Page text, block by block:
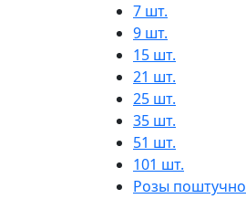
7 шт.
9 шт.
15 шт.
21 шт.
25 шт.
35 шт.
51 шт.
101 шт.
Розы поштучно